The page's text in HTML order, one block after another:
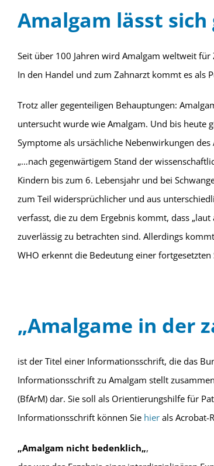
Amalgam lässt
Seit über 100 Jahren wird Amalgam weltweit
In den Handel und zum Zahnarzt kommt es als
Trotz aller gegenteiligen Behauptungen:
untersucht wurde wie Amalgam. Und bis heute
Symptome als ursächliche Nebenwirkungen
„…nach gegenwärtigem Stand der
Kindern bis zum 6. Lebensjahr und bei
zum Teil widersprüchlicher und aus
verfasst, die zu dem Ergebnis kommt, dass
zuverlässig zu betrachten sind. Allerdings
WHO erkennt die Bedeutung einer
„Amalgame in der
ist der Titel einer Informationsschrift, die das
Informationsschrift zu Amalgam stellt
(BfArM) dar. Sie soll als Orientierungshilfe für
Informationsschrift können Sie hierals Acrobat-
„Amalgam nicht bedenklich„,